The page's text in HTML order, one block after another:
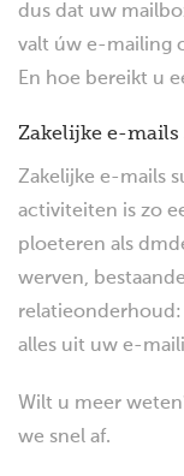
dus dat uw
valt úw e-mailing
En hoe bereikt u
Zakelijke e-
Zakelijke e-mails
activiteiten is zo
ploeteren als
werven,
relatieonderhoud:
alles uit uw e-
Wilt u meer
we snel af.